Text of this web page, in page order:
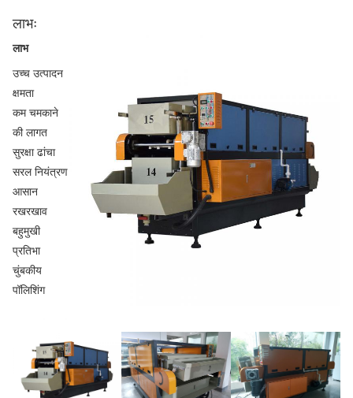
लाभः
लाभ
उच्च उत्पादन
क्षमता
कम चमकाने
की लागत
सुरक्षा ढांचा
सरल नियंत्रण
आसान
रखरखाव
बहुमुखी
प्रतिभा
चुंबकीय
पॉलिशिंग